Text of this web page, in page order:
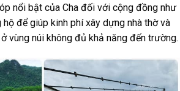
nổi bật của Cha đối với cộng đồng như
để giúp kinh phí xây dựng nhà thờ và
vùng núi không đủ khả năng đến trường.